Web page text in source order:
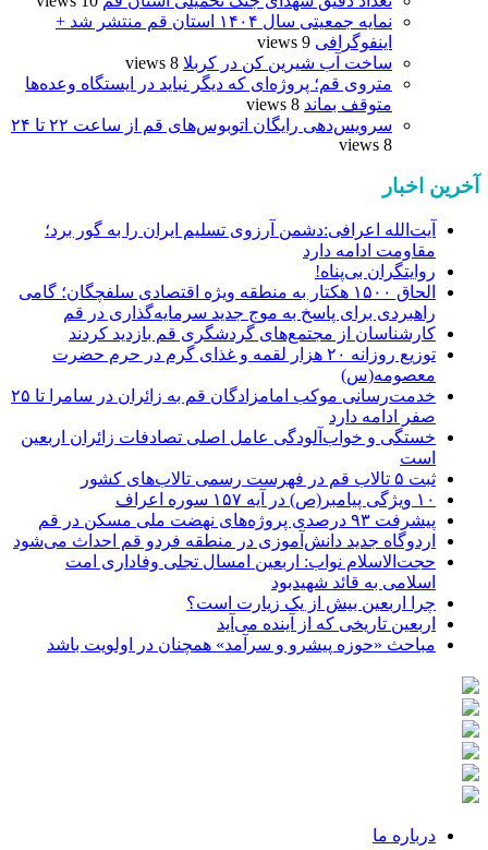
نمایه جمعیتی سال ۱۴۰۴ استان قم منتشر شد +
اینفوگرافی 9 views
ساخت آب شیرین کن در کربلا 8 views
متروی قم؛ پروژه‌ای که دیگر نباید در ایستگاه وعده‌ها
متوقف بماند 8 views
سرویس‌دهی رایگان اتوبوس‌های قم از ساعت ۲۲ تا ۲۴
8 views
آخرین اخبار
آیت‌الله اعرافی:دشمن آرزوی تسلیم ایران را به گور برد؛
مقاومت ادامه دارد
روایتگران بی‌پناه!
الحاق ۱۵۰۰ هکتار به منطقه ویژه اقتصادی سلفچگان؛ گامی
راهبردی برای پاسخ به موج جدید سرمایه‌گذاری در قم
کارشناسان از مجتمع‌های گردشگری قم بازدید کردند
توزیع روزانه ۲۰ هزار لقمه و غذای گرم در حرم حضرت
معصومه(س)
خدمت‌رسانی موکب امامزادگان قم به زائران در سامرا تا ۲۵
صفر ادامه دارد
خستگی و خواب‌آلودگی عامل اصلی تصادفات زائران اربعین
است
ثبت ۵ تالاب قم در فهرست رسمی تالاب‌های کشور
۱۰ ویژگی پیامبر(ص) در آیه ۱۵۷ سوره اعراف
پیشرفت ۹۳ درصدی پروژه‌های نهضت ملی مسکن در قم
اردوگاه جدید دانش‌آموزی در منطقه فردو قم احداث می‌شود
حجت‌الاسلام نواب: اربعین امسال تجلی وفاداری امت
اسلامی به قائد شهیدبود
چرا اربعین بیش از یک زیارت است؟
اربعین تاریخی که از آینده می‌آید
مباحث «حوزه پیشرو و سرآمد» همچنان در اولویت باشد
درباره ما